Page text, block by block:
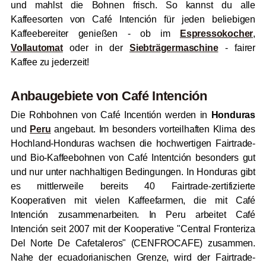
und mahlst die Bohnen frisch. So kannst du alle
Kaffeesorten von Café Intención für jeden beliebigen
Kaffeebereiter genießen - ob im
Espressokocher,
Vollautomatoder in der Siebträgermaschine- fairer
Kaffee zu jederzeit!
Anbaugebiete von Café Intención
Die Rohbohnen von Café Incentión werden in
Honduras
und Peru angebaut. Im besonders vorteilhaften Klima des
Hochland-Honduras wachsen die hochwertigen Fairtrade-
und Bio-Kaffeebohnen von Café Intentción besonders gut
und nur unter nachhaltigen Bedingungen. In Honduras gibt
es mittlerweile bereits 40 Fairtrade-zertifizierte
Kooperativen mit vielen Kaffeefarmen, die mit Café
Intención zusammenarbeiten. In Peru arbeitet Café
Intención seit 2007 mit der Kooperative "Central Fronteriza
Del Norte De Cafetaleros" (CENFROCAFE) zusammen.
Nahe der ecuadorianischen Grenze, wird der Fairtrade-